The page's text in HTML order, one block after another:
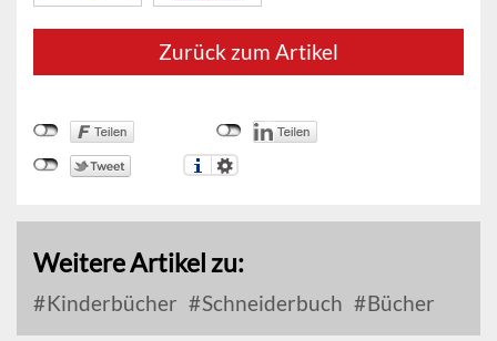
Zurück zum Artikel
Weitere Artikel zu:
Kinderbücher Schneiderbuch Bücher